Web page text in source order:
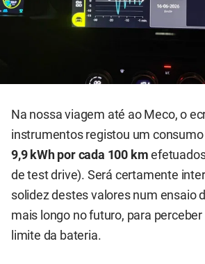
Na nossa viagem até ao Meco, o
instrumentos registou um
9,9 kWh por cada 100 km
de test drive). Será certamente
solidez destes valores num ensaio
mais longo no futuro, para
limite da bateria.